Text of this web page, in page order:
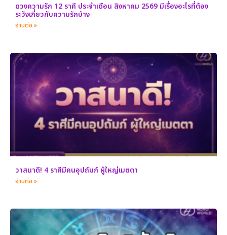
ดวงความรัก 12 ราศี ประจำเดือน สิงหาคม 2569 มีเรื่องอะไรที่ต้อง
ระวังเกี่ยวกับความรักบ้าง
อ่านต่อ »
วาสนาดี! 4 ราศีมีคนอุปถัมภ์ ผู้ใหญ่เมตตา
อ่านต่อ »